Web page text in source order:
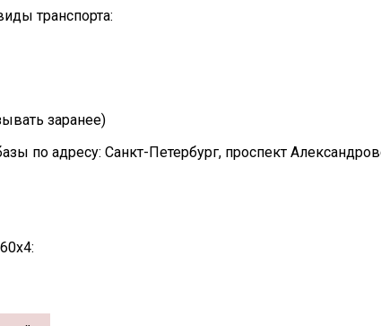
транспорта:
заранее)
по адресу: Санкт-Петербург, проспект